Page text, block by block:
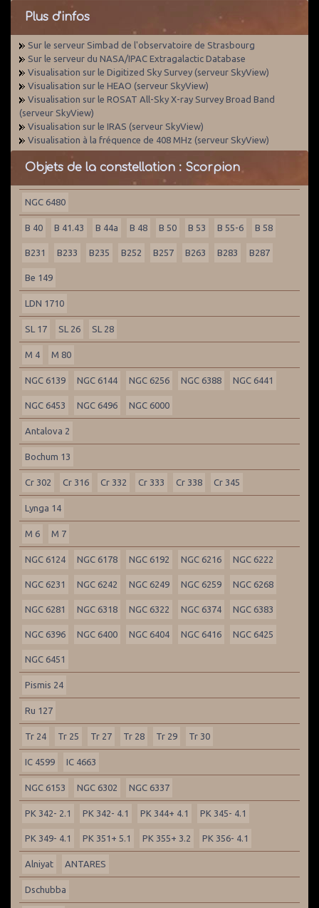
Plus d'infos
Sur le serveur Simbad de l'observatoire de Strasbourg
Sur le serveur du NASA/IPAC Extragalactic Database
Visualisation sur le Digitized Sky Survey (serveur SkyView)
Visualisation sur le HEAO (serveur SkyView)
Visualisation sur le ROSAT All-Sky X-ray Survey Broad Band
(serveur SkyView)
Visualisation sur le IRAS (serveur SkyView)
Visualisation à la fréquence de 408 MHz (serveur SkyView)
Objets de la constellation : Scorpion
NGC 6480
B 40 B 41.43 B 44a B 48 B 50 B 53 B 55-6 B 58
B231 B233 B235 B252 B257 B263 B283 B287
Be 149
LDN 1710
SL 17 SL 26 SL 28
M 4 M 80
NGC 6139 NGC 6144 NGC 6256 NGC 6388 NGC 6441
NGC 6453 NGC 6496 NGC 6000
Antalova 2
Bochum 13
Cr 302 Cr 316 Cr 332 Cr 333 Cr 338 Cr 345
Lynga 14
M 6 M 7
NGC 6124 NGC 6178 NGC 6192 NGC 6216 NGC 6222
NGC 6231 NGC 6242 NGC 6249 NGC 6259 NGC 6268
NGC 6281 NGC 6318 NGC 6322 NGC 6374 NGC 6383
NGC 6396 NGC 6400 NGC 6404 NGC 6416 NGC 6425
NGC 6451
Pismis 24
Ru 127
Tr 24 Tr 25 Tr 27 Tr 28 Tr 29 Tr 30
IC 4599 IC 4663
NGC 6153 NGC 6302 NGC 6337
PK 342- 2.1 PK 342- 4.1 PK 344+ 4.1 PK 345- 4.1
PK 349- 4.1 PK 351+ 5.1 PK 355+ 3.2 PK 356- 4.1
Alniyat ANTARES
Dschubba